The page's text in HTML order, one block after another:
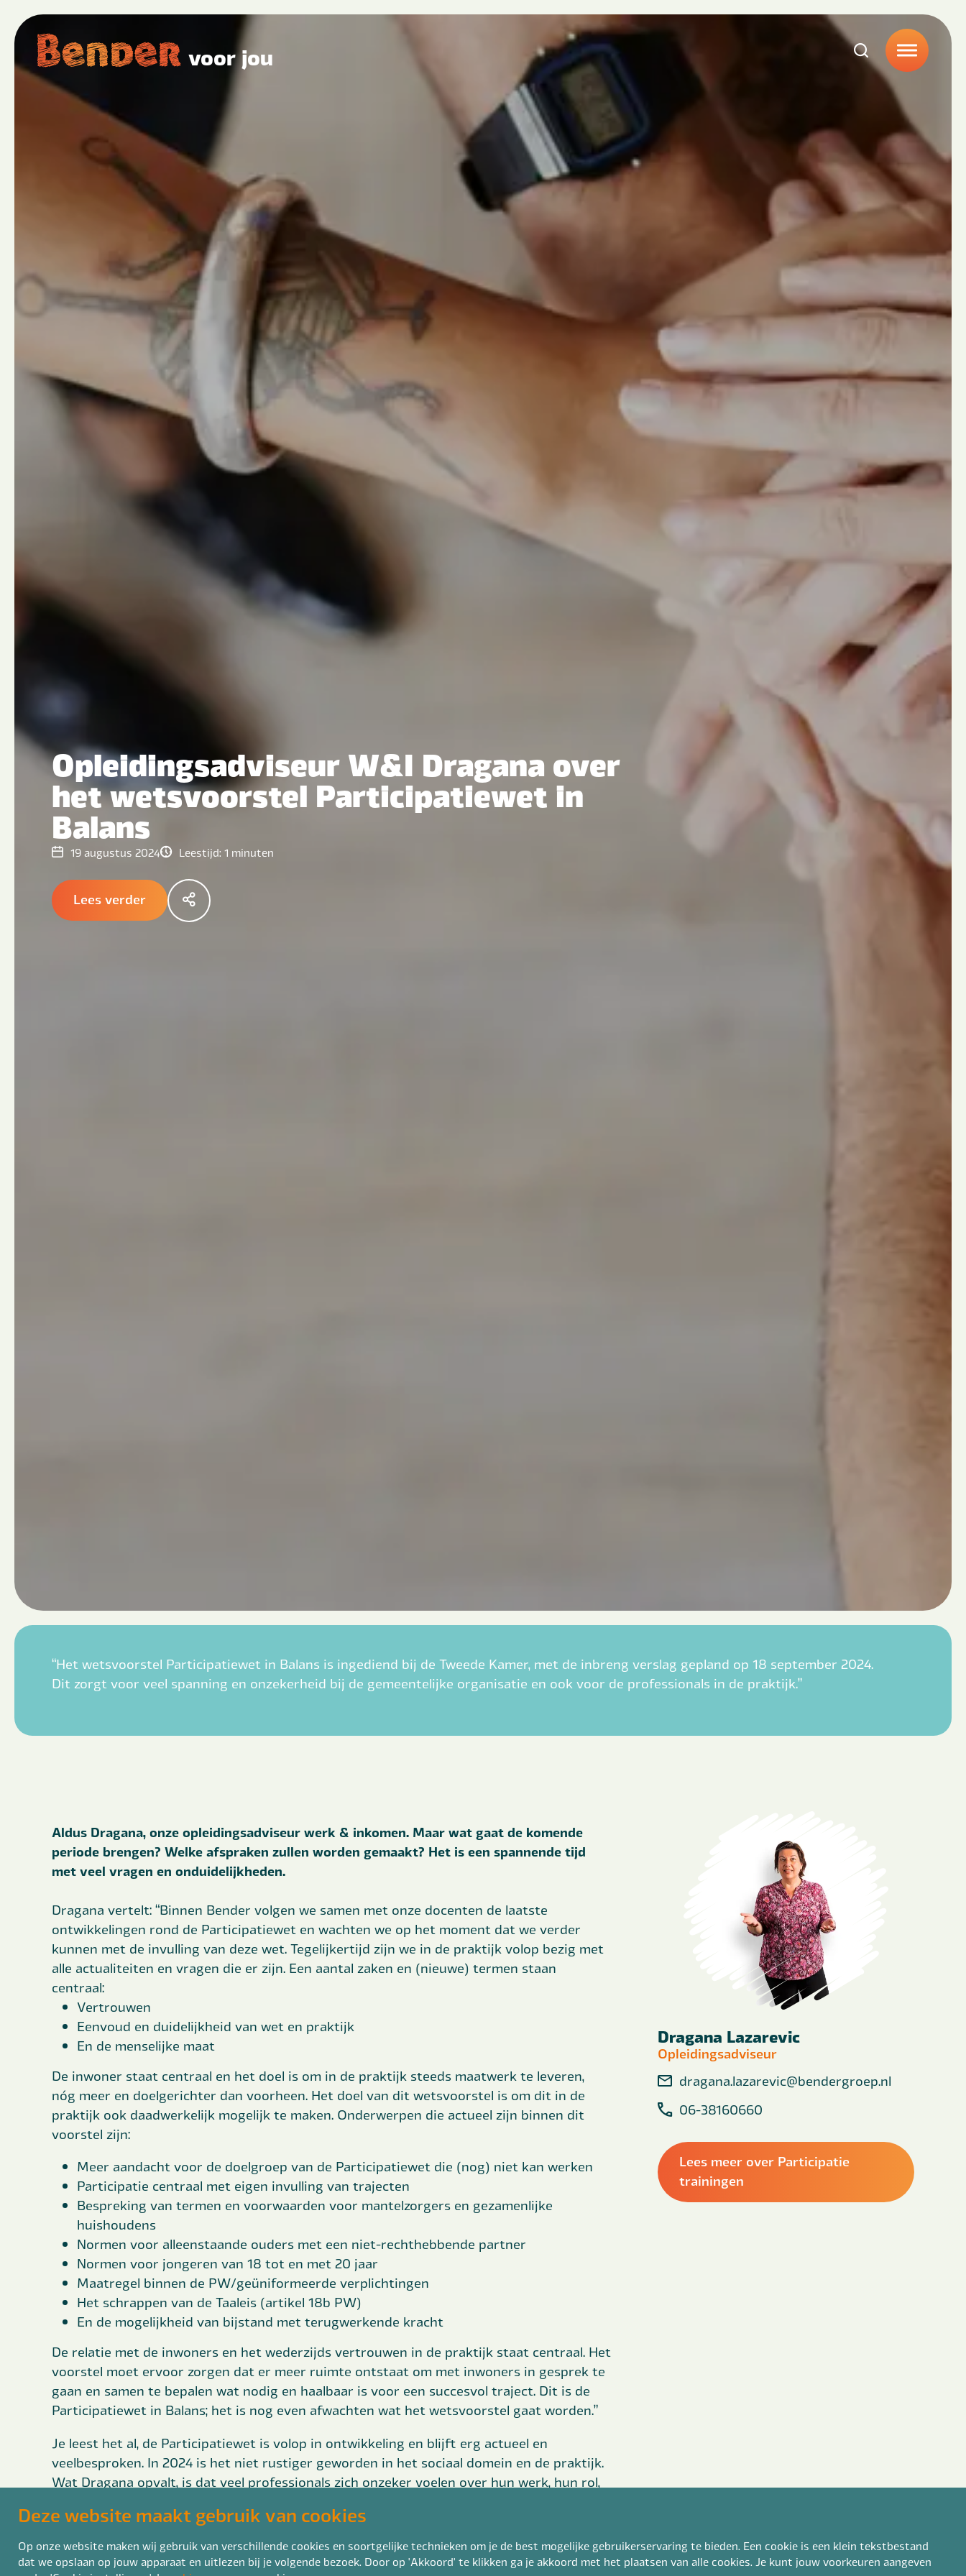
Deze website maakt gebruik van cookies
Op onze website maken wij gebruik van verschillende cookies en soortgelijke technieken om je de best mogelijke gebruikerservaring te bieden. Een cookie is een klein tekstbestand
dat we opslaan op jouw apparaat en uitlezen bij je volgende bezoek. Door op 'Akkoord' te klikken ga je akkoord met het plaatsen van alle cookies. Je kunt jouw voorkeuren aangeven
voor jou
Opleidingsadviseur W&I Dragana over
het wetsvoorstel Participatiewet in
Balans
19 augustus 2024 Leestijd: 1 minuten
Lees verder
“Het wetsvoorstel Participatiewet in Balans is ingediend bij de Tweede Kamer, met de inbreng verslag gepland op 18 september 2024.
Dit zorgt voor veel spanning en onzekerheid bij de gemeentelijke organisatie en ook voor de professionals in de praktijk.”
Aldus Dragana, onze opleidingsadviseur werk & inkomen. Maar wat gaat de komende
periode brengen? Welke afspraken zullen worden gemaakt? Het is een spannende tijd
met veel vragen en onduidelijkheden.
Dragana vertelt: “Binnen Bender volgen we samen met onze docenten de laatste
ontwikkelingen rond de Participatiewet en wachten we op het moment dat we verder
kunnen met de invulling van deze wet. Tegelijkertijd zijn we in de praktijk volop bezig met
alle actualiteiten en vragen die er zijn. Een aantal zaken en (nieuwe) termen staan
centraal:
Vertrouwen
Eenvoud en duidelijkheid van wet en praktijk
En de menselijke maat
De inwoner staat centraal en het doel is om in de praktijk steeds maatwerk te leveren,
nóg meer en doelgerichter dan voorheen. Het doel van dit wetsvoorstel is om dit in de
praktijk ook daadwerkelijk mogelijk te maken. Onderwerpen die actueel zijn binnen dit
voorstel zijn:
Meer aandacht voor de doelgroep van de Participatiewet die (nog) niet kan werken
Participatie centraal met eigen invulling van trajecten
Bespreking van termen en voorwaarden voor mantelzorgers en gezamenlijke
huishoudens
Normen voor alleenstaande ouders met een niet-rechthebbende partner
Normen voor jongeren van 18 tot en met 20 jaar
Maatregel binnen de PW/geüniformeerde verplichtingen
Het schrappen van de Taaleis (artikel 18b PW)
En de mogelijkheid van bijstand met terugwerkende kracht
De relatie met de inwoners en het wederzijds vertrouwen in de praktijk staat centraal. Het
voorstel moet ervoor zorgen dat er meer ruimte ontstaat om met inwoners in gesprek te
gaan en samen te bepalen wat nodig en haalbaar is voor een succesvol traject. Dit is de
Participatiewet in Balans; het is nog even afwachten wat het wetsvoorstel gaat worden.”
Je leest het al, de Participatiewet is volop in ontwikkeling en blijft erg actueel en
veelbesproken. In 2024 is het niet rustiger geworden in het sociaal domein en de praktijk.
Wat Dragana opvalt, is dat veel professionals zich onzeker voelen over hun werk, hun rol,
vele wetswijzigingen. Soms is zelfs de conclusie dat we het niet weten of één antwoord
hebben.
Dragana: “Als opleidingsadviseur en trainer raakt het me dat de professionals in de
Dragana Lazarevic
Opleidingsadviseur
dragana.lazarevic@bendergroep.nl
06-38160660
Lees meer over Participatie
trainingen